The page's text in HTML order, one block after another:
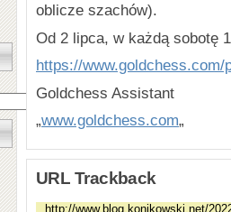
oblicze szachów).
Od 2 lipca, w każdą sobotę
https://www.goldchess.com/
Goldchess Assistant
„www.goldchess.com„
URL Trackback